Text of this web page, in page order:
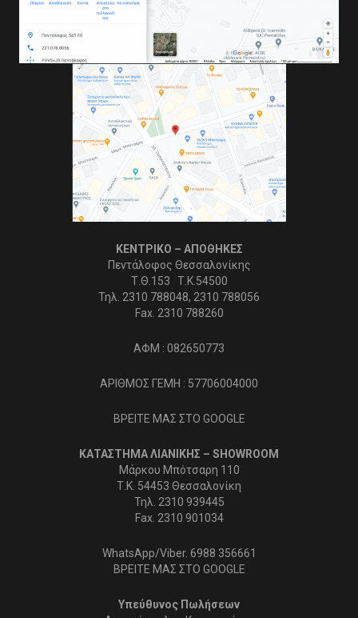
ΚΕΝΤΡΙΚΟ – ΑΠΟΘΗΚΕΣ
Πεντάλοφος Θεσσαλονίκης
Τ.Θ.153 Τ.Κ.54500
Τηλ. 2310 788048, 2310 788056
Fax. 2310 788260
ΑΦΜ : 082650773
ΑΡΙΘΜΟΣ ΓΕΜΗ : 57706004000
ΒΡΕΙΤΕ ΜΑΣ ΣΤΟ GOOGLE
ΚΑΤΑΣΤΗΜΑ ΛΙΑΝΙΚΗΣ – SHOWROOM
Μάρκου Μπότσαρη 110
Τ.Κ. 54453 Θεσσαλονίκη
Τηλ. 2310 939445
Fax. 2310 901034
WhatsApp/Viber. 6988 356661
ΒΡΕΙΤΕ ΜΑΣ ΣΤΟ GOOGLE
Υπεύθυνος Πωλήσεων